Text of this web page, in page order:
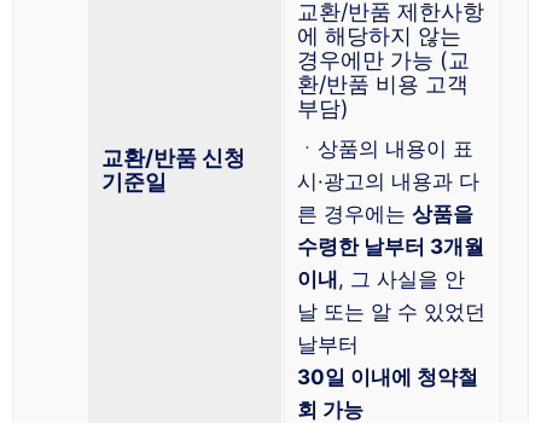
교환/반품 신청
기준일
교환/반품 제한사항
에 해당하지 않는
경우에만 가능 (교
환/반품 비용 고객
부담)
ㆍ상품의 내용이 표
시·광고의 내용과 다
른 경우에는 상품을
수령한 날부터 3개월
이내, 그 사실을 안
날 또는 알 수 있었던
날부터
30일 이내에 청약철
회 가능